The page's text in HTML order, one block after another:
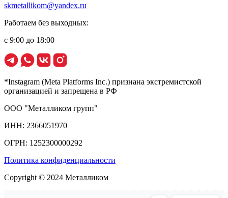
skmetallikom@yandex.ru
Работаем без выходных:
с 9:00 до 18:00
*Instagram (Meta Platforms Inc.) признана экстремистской
организацией и запрещена в РФ
ООО "Металликом групп"
ИНН: 2366051970
ОГРН: 1252300000292
Политика конфиденциальности
Copyright © 2024 Металликом